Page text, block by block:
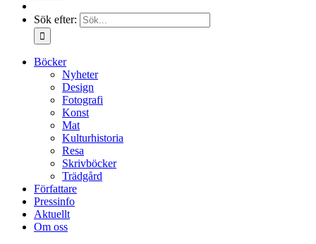
Sök efter:
Böcker
Nyheter
Design
Fotografi
Konst
Mat
Kulturhistoria
Resa
Skrivböcker
Trädgård
Författare
Pressinfo
Aktuellt
Om oss